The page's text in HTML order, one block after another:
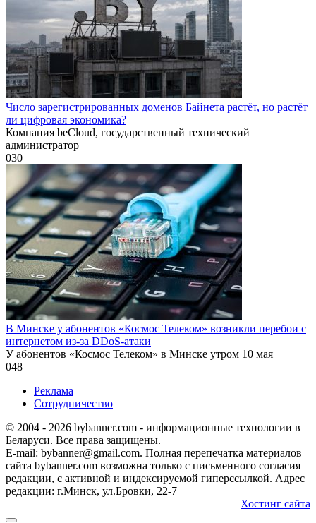
Число зарегистрированных доменов Байнета растёт, но растёт
ли цифровая экономика?
Компания beCloud, государственный технический
администратор
030
В Минске у абонентов «Космос Телеком» возникли перебои с
интернетом из-за DDoS-атаки
У абонентов «Космос Телеком» в Минске утром 10 мая
048
Реклама
Сотрудничество
© 2004 - 2026 bybanner.com - информационные технологии в
Беларуси. Все права защищены.
E-mail: bybanner@gmail.com. Полная перепечатка материалов
сайта bybanner.com возможна только с письменного согласия
редакции, с активной и индексируемой гиперссылкой. Адрес
редакции: г.Минск, ул.Бровки, 22-7
Хостинг сайта